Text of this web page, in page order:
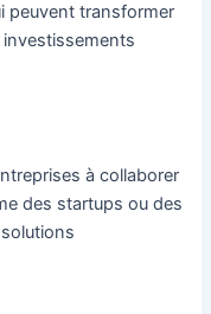
peuvent transformer
à collaborer
des startups ou des